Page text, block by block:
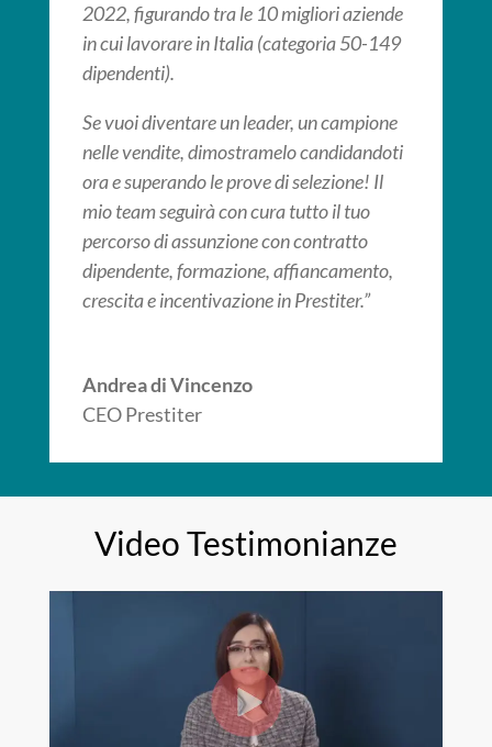
2022, figurando tra le 10 migliori aziende
in cui lavorare in Italia (categoria 50-149
dipendenti).
Se vuoi diventare un leader, un campione
nelle vendite, dimostramelo candidandoti
ora e superando le prove di selezione! Il
mio team seguirà con cura tutto il tuo
percorso di assunzione con contratto
dipendente, formazione, affiancamento,
crescita e incentivazione in Prestiter.”
Andrea di Vincenzo
CEO Prestiter
Video Testimonianze